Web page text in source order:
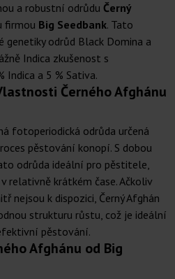
a robustní odrůdu Černý
firmou Big Seedbank. Tato
genetiky odrůd Black Domina a
Indica zkušenost s
Indica a 5 % Sativa.
Černého Afghánu
fotoperiodická odrůda určená
pěstování konopí. S dobou
odrůda ideální pro pěstitele,
relativně krátkém čase. Ačkoliv
nejsou k dispozici, Černý Afghán
strukturu růstu, což je ideální
pěstování.
Afghánu od Big